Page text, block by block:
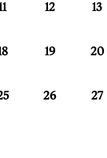
12 13
19 20
26 27